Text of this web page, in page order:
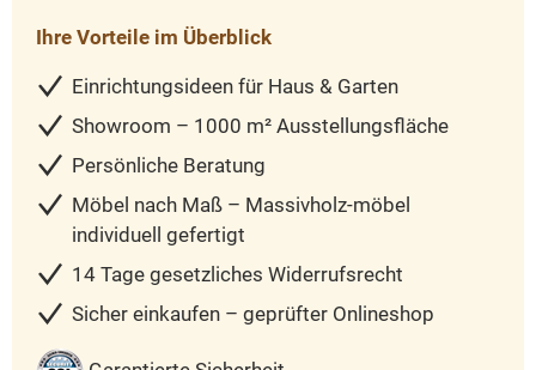
Ihre Vorteile im Überblick
Einrichtungsideen für Haus & Garten
Showroom – 1000 m² Ausstellungsfläche
Persönliche Beratung
Möbel nach Maß – Massivholz-möbel
individuell gefertigt
14 Tage gesetzliches Widerrufsrecht
Sicher einkaufen – geprüfter Onlineshop